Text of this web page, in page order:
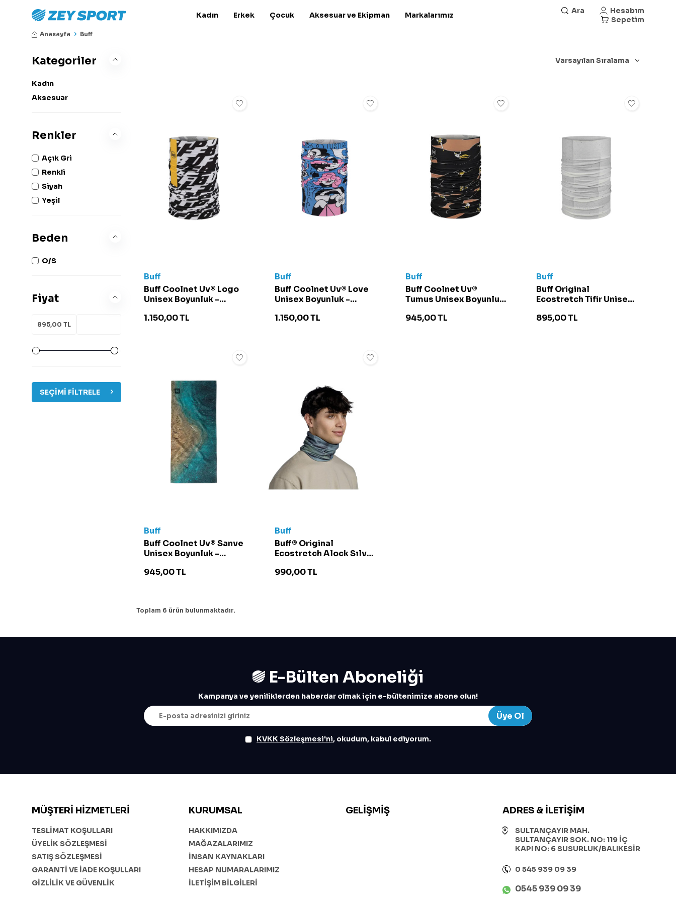
Kadın Erkek Çocuk Aksesuar ve Ekipman Markalarımız Ara
Hesabım
Sepetim
Anasayfa Buff
Kategoriler
Kadın
Aksesuar
Renkler
Açık Gri
Renkli
Siyah
Yeşil
Beden
O/S
Fiyat
SEÇIMI FILTRELE
Buff
Buff Coolnet Uv® Logo
Unisex Boyunluk -
1.150,00TL
Buff
Buff Coolnet Uv® Love
Unisex Boyunluk -
1.150,00TL
Buff
Buff Coolnet Uv®
Tumus Unisex Boyunluk
945,00TL
Buff
Buff Original
Ecostretch Tifir Unisex
Gri
895,00TL
Buff
Buff Coolnet Uv® Sanve
Unisex Boyunluk -
945,00TL
Buff
Buff® Original
Ecostretch Alock Sılv
- 132435 Yeşil
990,00TL
Toplam 6 ürün bulunmaktadır.
E-Bülten Aboneliği
Kampanya ve yeniliklerden haberdar olmak için e-bültenimize abone olun!
Üye Ol
KVKK Sözleşmesi'ni, okudum, kabul ediyorum.
MÜŞTERI HIZMETLERI
TESLİMAT KOŞULLARI
ÜYELİK SÖZLEŞMESİ
SATIŞ SÖZLEŞMESİ
GARANTİ VE İADE KOŞULLARI
GİZLİLİK VE GÜVENLİK
KURUMSAL
HAKKIMIZDA
MAĞAZALARIMIZ
İNSAN KAYNAKLARI
HESAP NUMARALARIMIZ
İLETİŞİM BİLGİLERİ
GELIŞMIŞ ADRES & İLETIŞIM
SULTANÇAYIR MAH.
SULTANÇAYIR SOK. NO: 119 İÇ
KAPI NO: 6 SUSURLUK/BALIKESİR
0 545 939 09 39
0545 939 09 39